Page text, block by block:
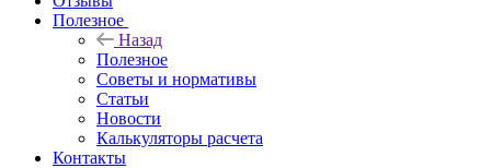
Полезное
Назад
Полезное
Советы и нормативы
Статьи
Новости
Калькуляторы расчета
Контакты